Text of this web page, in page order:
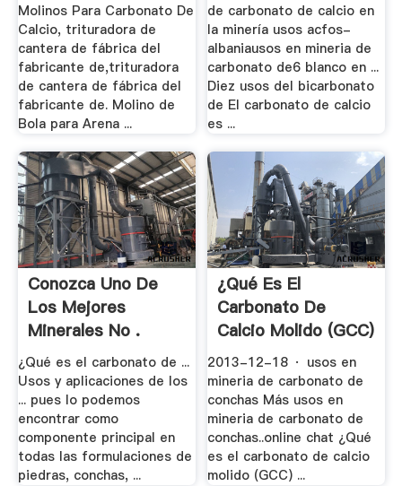
Molinos Para Carbonato De
Calcio, trituradora de
cantera de fábrica del
fabricante de,trituradora
de cantera de fábrica del
fabricante de. Molino de
Bola para Arena ...
de carbonato de calcio en
la minería usos acfos-
albaniausos en mineria de
carbonato de6 blanco en ...
Diez usos del bicarbonato
de El carbonato de calcio
es ...
Conozca Uno De
Los Mejores
Minerales No .
¿Qué es el carbonato de ...
Usos y aplicaciones de los
... pues lo podemos
encontrar como
componente principal en
todas las formulaciones de
piedras, conchas, ...
¿Qué Es El
Carbonato De
Calcio Molido (GCC)
.
2013-12-18 · usos en
mineria de carbonato de
conchas Más usos en
mineria de carbonato de
conchas..online chat ¿Qué
es el carbonato de calcio
molido (GCC) ...